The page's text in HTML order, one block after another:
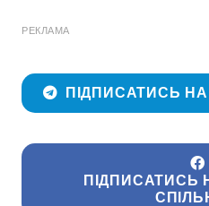
РЕКЛАМА
ПІДПИСАТИСЬ НА
ПІДПИСАТИСЬ